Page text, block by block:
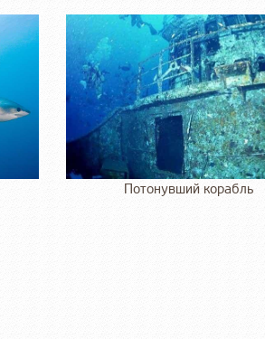
Потонувший корабль